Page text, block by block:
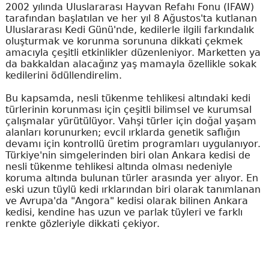
2002 yılında Uluslararası Hayvan Refahı Fonu (IFAW)
tarafından başlatılan ve her yıl 8 Ağustos'ta kutlanan
Uluslararası Kedi Günü'nde, kedilerle ilgili farkındalık
oluşturmak ve korunma sorununa dikkati çekmek
amacıyla çeşitli etkinlikler düzenleniyor. Marketten ya
da bakkaldan alacağınz yaş mamayla özellikle sokak
kedilerini ödüllendirelim.
Bu kapsamda, nesli tükenme tehlikesi altındaki kedi
türlerinin korunması için çeşitli bilimsel ve kurumsal
çalışmalar yürütülüyor. Vahşi türler için doğal yaşam
alanları korunurken; evcil ırklarda genetik saflığın
devamı için kontrollü üretim programları uygulanıyor.
Türkiye'nin simgelerinden biri olan Ankara kedisi de
nesli tükenme tehlikesi altında olması nedeniyle
koruma altında bulunan türler arasında yer alıyor. En
eski uzun tüylü kedi ırklarından biri olarak tanımlanan
ve Avrupa'da "Angora" kedisi olarak bilinen Ankara
kedisi, kendine has uzun ve parlak tüyleri ve farklı
renkte gözleriyle dikkati çekiyor.